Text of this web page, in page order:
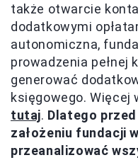
także otwarcie
dodatkowymi
autonomiczna,
prowadzenia pełnej
generować
księgowego.
tutaj. Dlatego
założeniu fundacji
przeanalizować